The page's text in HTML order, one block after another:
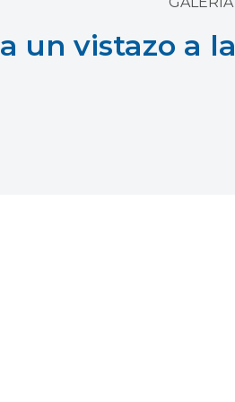
un vistazo a